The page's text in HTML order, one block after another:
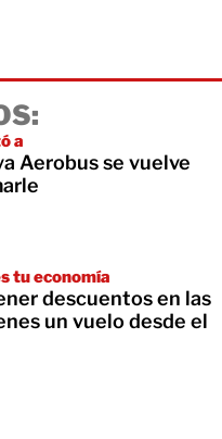
a
Aerobus se vuelve
tu economía
descuentos en las
un vuelo desde el